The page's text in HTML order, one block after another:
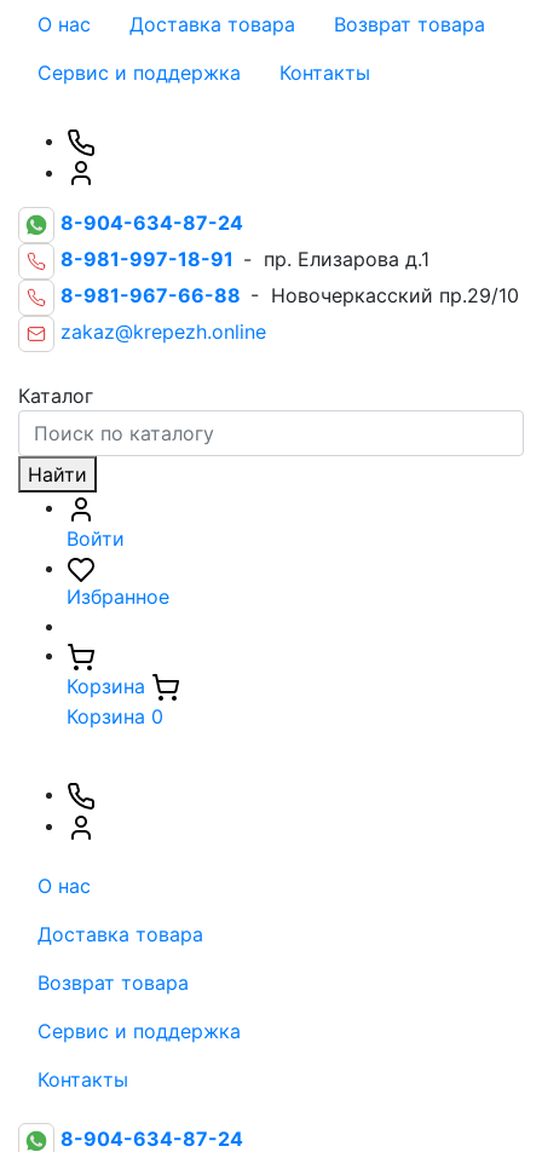
О нас Доставка товара
Возврат товара
Сервис и поддержка
Контакты
8-904-634-87-24
8-981-997-18-91 - пр. Елизарова д.1
8-981-967-66-88 - Новочеркасский пр.29/10
zakaz@krepezh.online
Каталог
Найти
Войти
Избранное
Корзина
Корзина 0
О нас
Доставка товара
Возврат товара
Сервис и поддержка
Контакты
8-904-634-87-24